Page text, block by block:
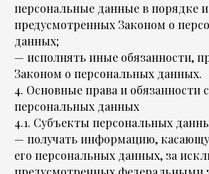
персональные данные в порядке и
предусмотренных Законом о
данных;
— исполнять иные обязанности,
Законом о персональных данных.
4. Основные права и обязанности
персональных данных
4.1. Субъекты персональных
— получать информацию,
его персональных данных, за